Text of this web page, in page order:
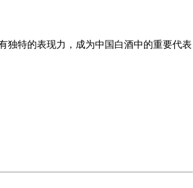
独特的表现力，成为中国白酒中的重要代表